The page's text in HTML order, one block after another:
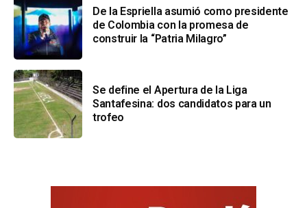
De la Espriella asumió como presidente
de Colombia con la promesa de
construir la “Patria Milagro”
Se define el Apertura de la Liga
Santafesina: dos candidatos para un
trofeo